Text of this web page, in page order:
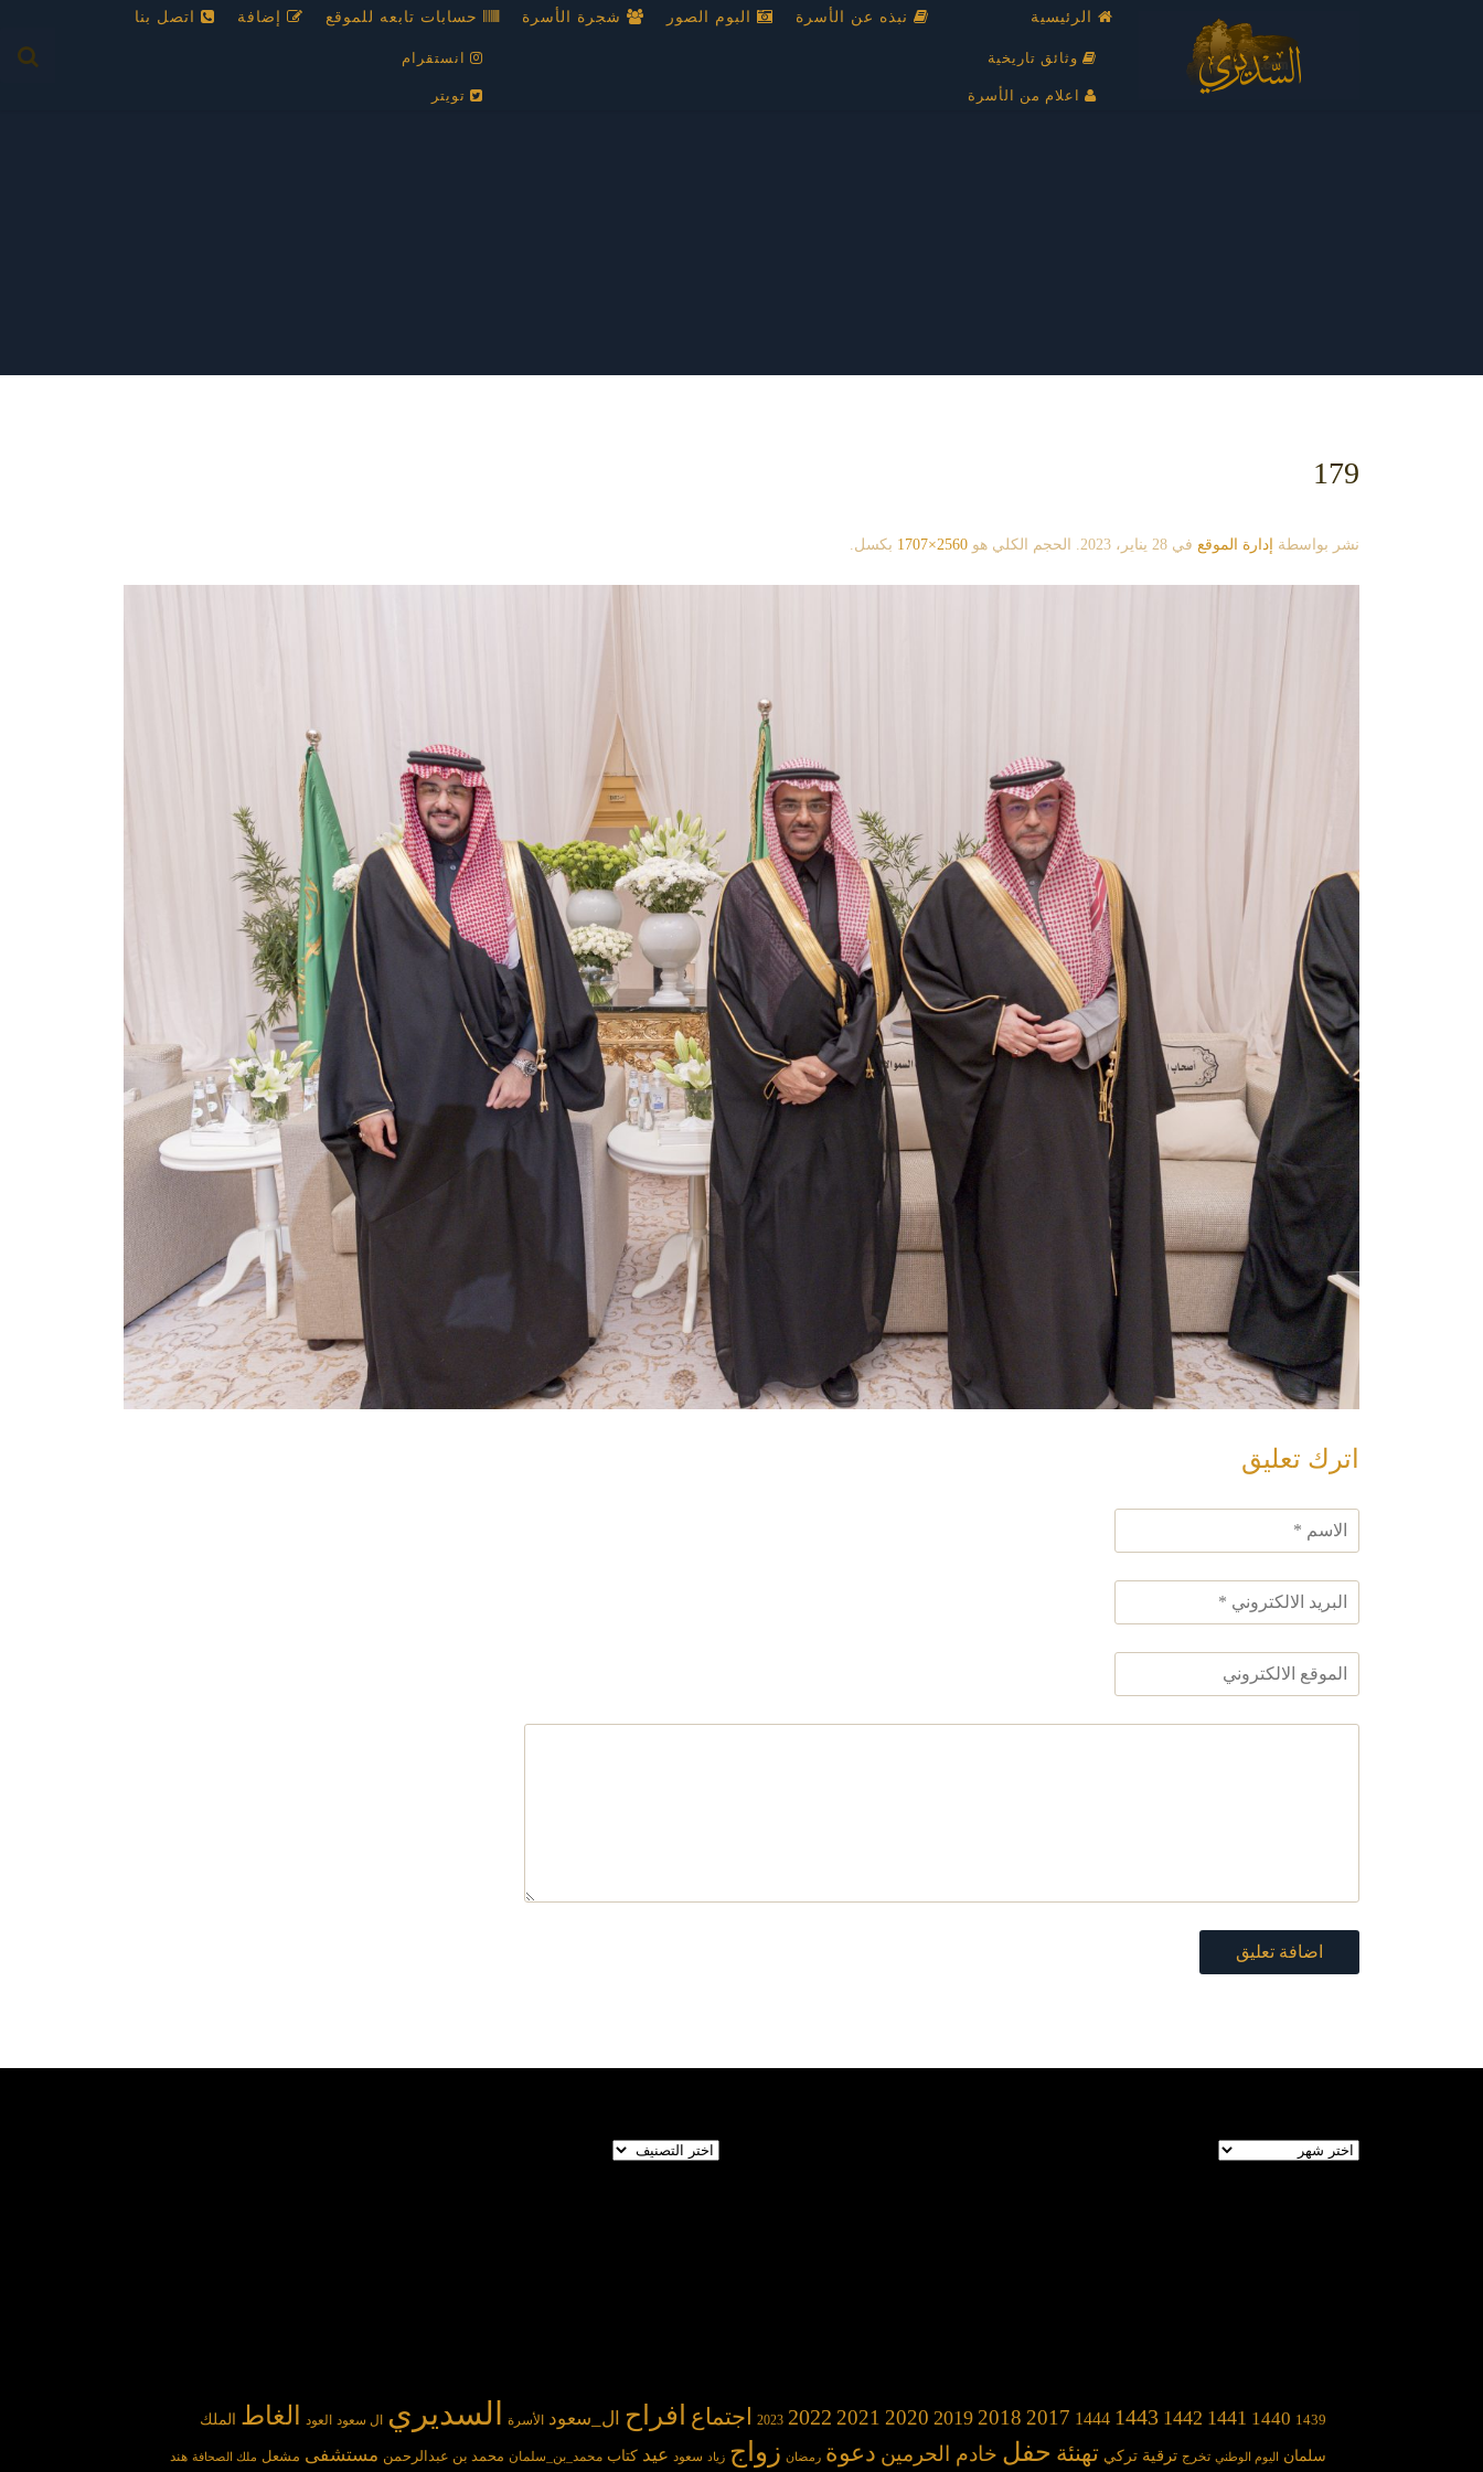
الرئيسية
وثائق تاريخية
اعلام من الأسرة
نبذه عن الأسرة البوم الصور شجرة الأسرة حسابات تابعه للموقع
انستقرام
تويتر
إضافة اتصل بنا
179
نشر بواسطة إدارة الموقع في 28 يناير، 2023 . الحجم الكلي هو 2560×1707 بكسل.
اترك تعليق
اضافة تعليق
الأرشيف تصنيفات
1439
1440
1441
1442
1443
1444
2017
2018
2019
2020
2021
2022
2023 اجتماع افراح ال_سعود الأسرة السديري ال سعود العود الغاط الملك
سلمان اليوم الوطني تخرج ترقية تركي تهنئة حفل خادم الحرمين دعوة رمضان زواج زياد سعود عيد كتاب محمد_بن_سلمان محمد بن عبدالرحمن مستشفى مشعل ملك الصحافة هند